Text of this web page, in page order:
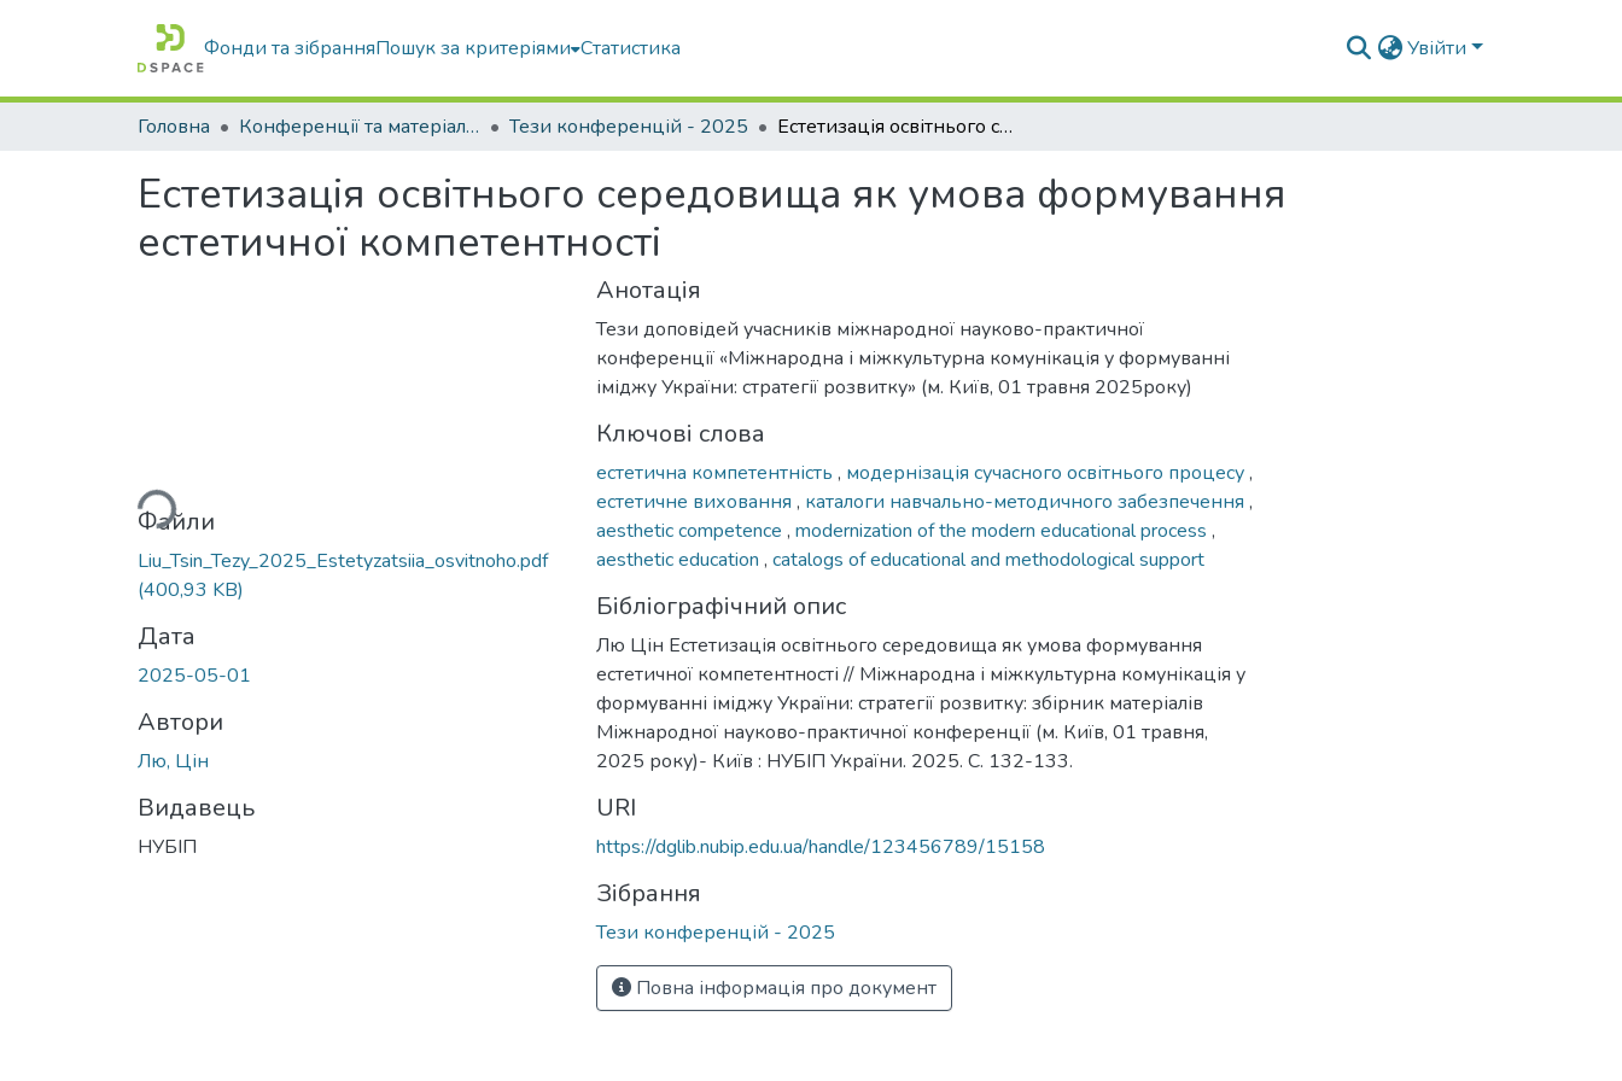
Фонди та зібранняПошук за критеріями Статистика Увійти
Головна Конференції та матеріали конференцій Тези конференцій - 2025 Естетизація освітнього середовища як умова формування естетичної компетентності
Естетизація освітнього середовища як умова формування
естетичної компетентності
Вантажиться...
Файли
Liu_Tsin_Tezy_2025_Estetyzatsiia_osvitnoho.pdf
(400,93 KB)
Дата
2025-05-01
Автори
Лю, Цін
Видавець
НУБІП
Анотація
Тези доповідей учасників міжнародної науково-практичної
конференції «Міжнародна і міжкультурна комунікація у формуванні
іміджу України: стратегії розвитку» (м. Київ, 01 травня 2025року)
Ключові слова
естетична компетентність , модернізація сучасного освітнього процесу,
естетичне виховання , каталоги навчально-методичного забезпечення ,
aesthetic competence , modernization of the modern educational process ,
aesthetic education , catalogs of educational and methodological support
Бібліографічний опис
Лю Цін Естетизація освітнього середовища як умова формування
естетичної компетентності // Міжнародна і міжкультурна комунікація у
формуванні іміджу України: стратегії розвитку: збірник матеріалів
Міжнародної науково-практичної конференції (м. Київ, 01 травня,
2025 року)- Київ : НУБІП України. 2025. С. 132-133.
URI
https://dglib.nubip.edu.ua/handle/123456789/15158
Зібрання
Тези конференцій - 2025
Повна інформація про документ